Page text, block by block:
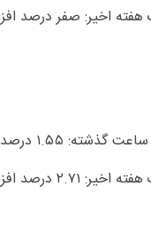
هفته اخیر: صفر درصد
درصد افزایش